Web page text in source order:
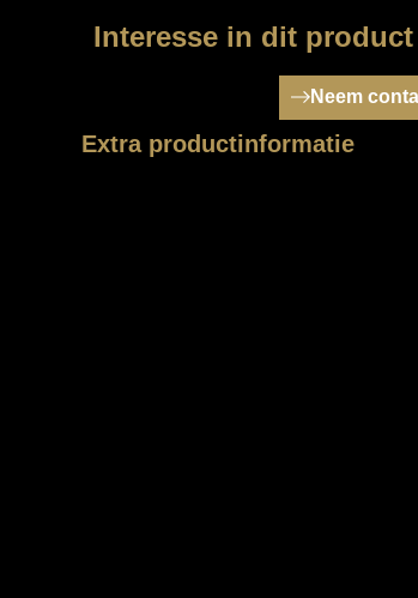
Interesse in dit
Neem
Extra productinformatie